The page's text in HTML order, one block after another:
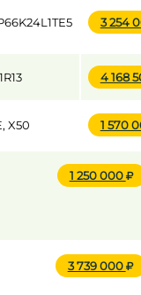
3 254
4 168
X50 1 570
1 250 000
3 739 000